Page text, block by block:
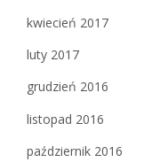
kwiecień 2017
luty 2017
grudzień 2016
listopad 2016
październik 2016